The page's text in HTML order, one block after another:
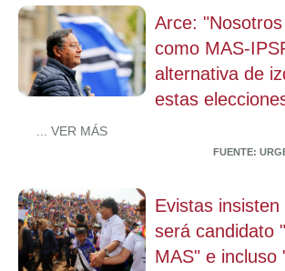
Arce:
como MAS-
alternativa de
estas
... VER MÁS
FUENTE:
Evistas
será candidato
MAS" e incluso